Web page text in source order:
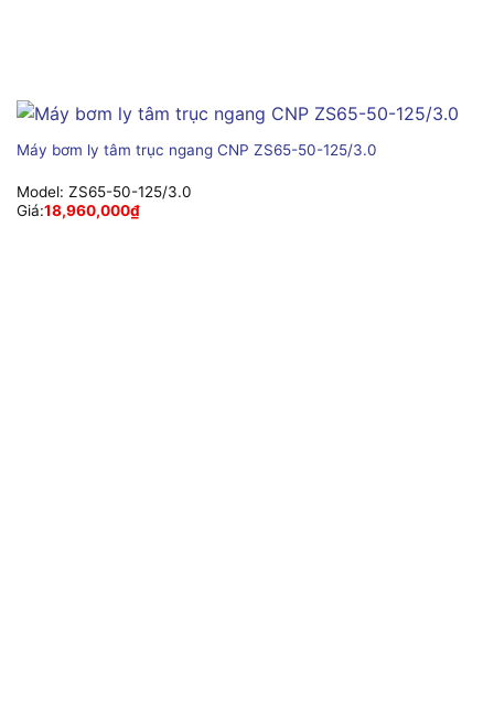
Máy bơm ly tâm trục ngang CNP ZS65-50-125/3.0
Model: ZS65-50-125/3.0
Giá:18,960,000₫